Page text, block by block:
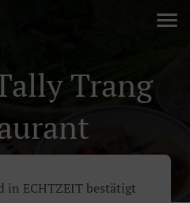
Trang
in ECHTZEIT bestätigt